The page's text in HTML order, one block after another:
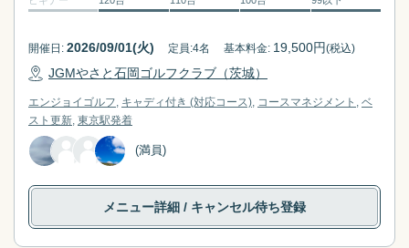
開催日: 2026/09/01(火) 定員:4名 基本料金: 19,500円(税込)
JGMやさと石岡ゴルフクラブ（茨城）
エンジョイゴルフ キャディ付き (対応コース) コースマネジメント
ベ
スト更新 東京駅発着
(満員)
メニュー詳細 / キャンセル待ち登録